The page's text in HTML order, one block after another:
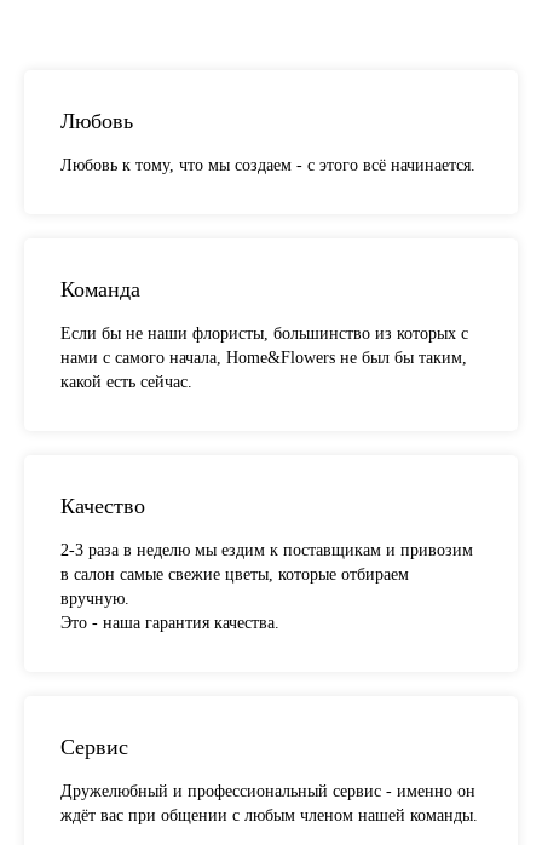
Любовь
Любовь к тому, что мы создаем - с этого всё начинается.
Команда
Если бы не наши флористы, большинство из которых с
нами с самого начала, Home&Flowers не был бы таким,
какой есть сейчас.
Качество
2-3 раза в неделю мы ездим к поставщикам и привозим
в салон самые свежие цветы, которые отбираем
вручную.
Это - наша гарантия качества.
Сервис
Дружелюбный и профессиональный сервис - именно он
ждёт вас при общении с любым членом нашей команды.